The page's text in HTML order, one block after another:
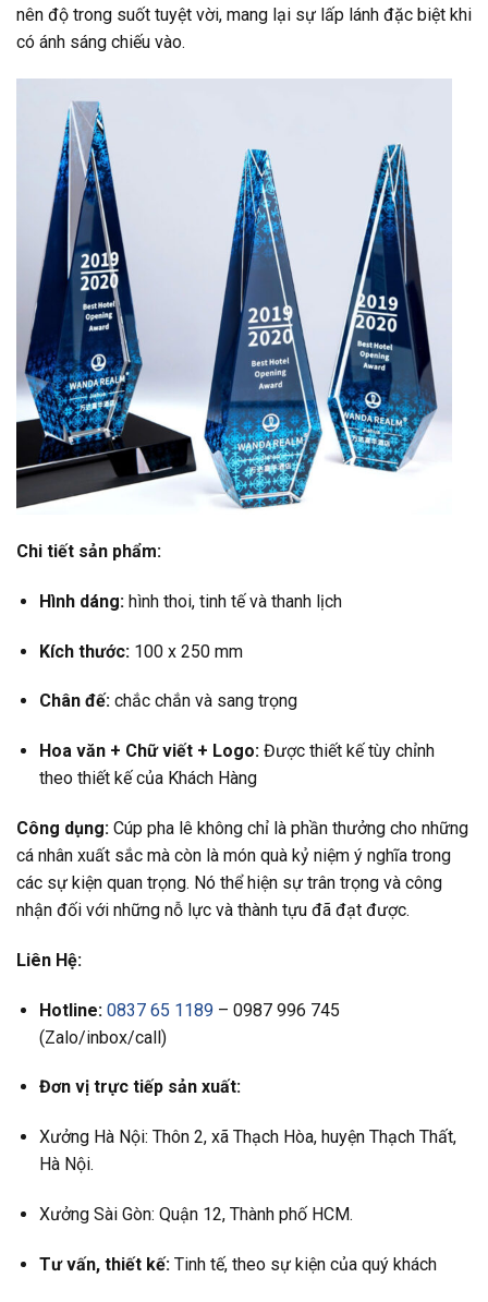
nên độ trong suốt tuyệt vời, mang lại sự lấp lánh đặc biệt khi
có ánh sáng chiếu vào.
Chi tiết sản phẩm:
Hình dáng:hình thoi, tinh tế và thanh lịch
Kích thước: 100 x 250 mm
Chân đế:chắc chắn và sang trọng
Hoa văn + Chữ viết + Logo:Được thiết kế tùy chỉnh
theo thiết kế của Khách Hàng
Công dụng: Cúp pha lê không chỉ là phần thưởng cho những
cá nhân xuất sắc mà còn là món quà kỷ niệm ý nghĩa trong
các sự kiện quan trọng. Nó thể hiện sự trân trọng và công
nhận đối với những nỗ lực và thành tựu đã đạt được.
Liên Hệ:
Hotline: 0837 65 1189– 0987 996 745
(Zalo/inbox/call)
Đơn vị trực tiếp sản xuất:
Xưởng Hà Nội: Thôn 2, xã Thạch Hòa, huyện Thạch Thất,
Hà Nội.
Xưởng Sài Gòn: Quận 12, Thành phố HCM.
Tư vấn, thiết kế:Tinh tế, theo sự kiện của quý khách